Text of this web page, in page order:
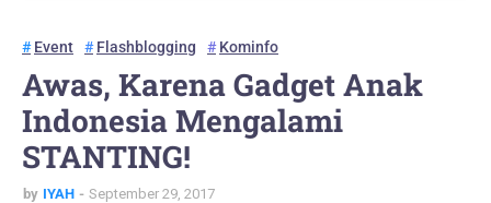
Event Flashblogging Kominfo
Awas, Karena Gadget Anak
Indonesia Mengalami
STANTING!
by IYAH September 29, 2017